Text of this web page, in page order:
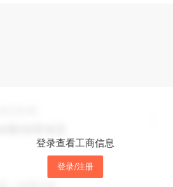
登录查看工商信息
登录/注册